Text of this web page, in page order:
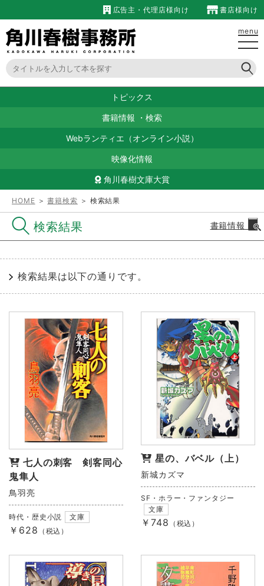
広告主・代理店様向け 書店様向け
menu
トピックス
書籍情報 ・ 検索
Webランティエ（オンライン小説）
映像化情報
角川春樹文庫大賞
HOME ＞書籍検索 ＞ 検索結果
検索結果 書籍情報
検索結果は以下の通りです。
七人の刺客 剣客同心
鬼隼人
鳥羽亮
時代・歴史小説 文庫
￥628 （税込）
星の、バベル（上）
新城カズマ
SF・ホラー・ファンタジー
文庫
￥748 （税込）